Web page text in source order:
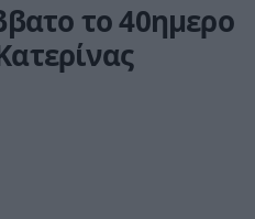
το 40ημερο